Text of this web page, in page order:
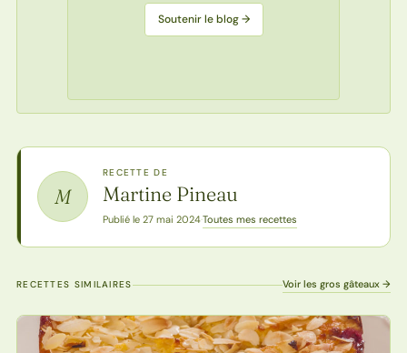
Soutenir le blog →
M
RECETTE DE
Martine Pineau
Publié le 27 mai 2024·Toutes mes recettes
RECETTES SIMILAIRES Voir les gros gâteaux →